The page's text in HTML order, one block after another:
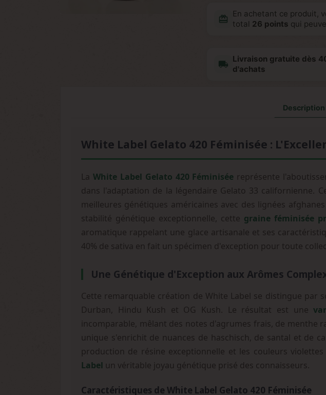
redeem
En achetant ce produit,
total 26 points qui
local_shipping
Livraison gratuite dès
d'achats
Description
White Label Gelato 420 Féminisée :
La White Label Gelato 420 Féminisée représente
dans l'adaptation de la légendaire Gelato 33 californienne.
meilleures génétiques américaines avec des lignées
stabilité génétique exceptionnelle, cette graine féminisée
aromatique rappelant une glace artisanale et ses
40% de sativa en fait un spécimen d'exception pour toute
Une Génétique d'Exception aux Arômes
Cette remarquable création de White Label se distingue par
Durban, Hindu Kush et OG Kush. Le résultat est une
incomparable, mêlant des notes d'agrumes frais, de menthe
unique s'enrichit de nuances de haschisch, de santal et de
production de résine exceptionnelle et les couleurs
Label un véritable joyau génétique prisé des connaisseurs.
Caractéristiques de White Label Gelato 420 Féminisée